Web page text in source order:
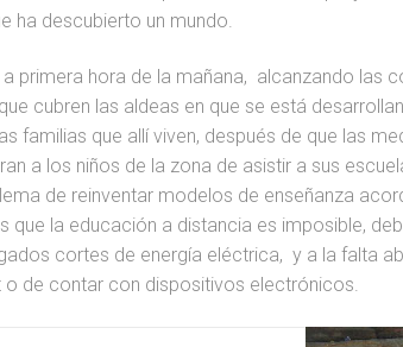
ha descubierto un mundo.
primera hora de la mañana, alcanzando las
cubren las aldeas en que se está
familias que allí viven, después de que las
a los niños de la zona de asistir a sus
de reinventar modelos de enseñanza
que la educación a distancia es imposible,
cortes de energía eléctrica, y a la falta
o de contar con dispositivos electrónicos.